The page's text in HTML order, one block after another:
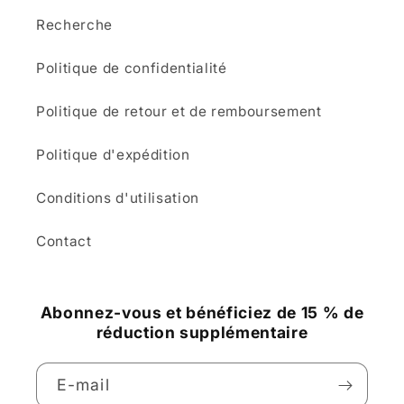
Recherche
Politique de confidentialité
Politique de retour et de remboursement
Politique d'expédition
Conditions d'utilisation
Contact
Abonnez-vous et bénéficiez de 15 % de
réduction supplémentaire
E-mail